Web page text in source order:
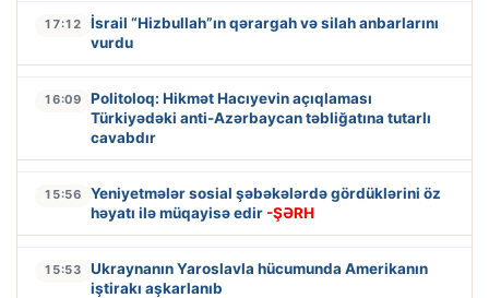
17:12
İsrail “Hizbullah”ın qərargah və silah anbarlarını
vurdu
16:09
Politoloq: Hikmət Hacıyevin açıqlaması
Türkiyədəki anti-Azərbaycan təbliğatına tutarlı
cavabdır
15:56
Yeniyetmələr sosial şəbəkələrdə gördüklərini öz
həyatı ilə müqayisə edir -ŞƏRH
15:53
Ukraynanın Yaroslavla hücumunda Amerikanın
iştirakı aşkarlanıb